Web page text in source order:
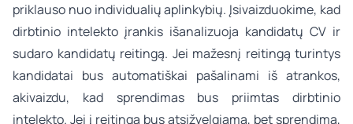
priklauso nuo individualių aplinkybių. Įsivaizduokime, kad
dirbtinio intelekto įrankis išanalizuoja kandidatų CV ir
sudaro kandidatų reitingą. Jei mažesnį reitingą turintys
kandidatai bus automatiškai pašalinami iš atrankos,
akivaizdu, kad sprendimas bus priimtas dirbtinio
intelekto. Jei į reitingą bus atsižvelgiama, bet sprendimą,